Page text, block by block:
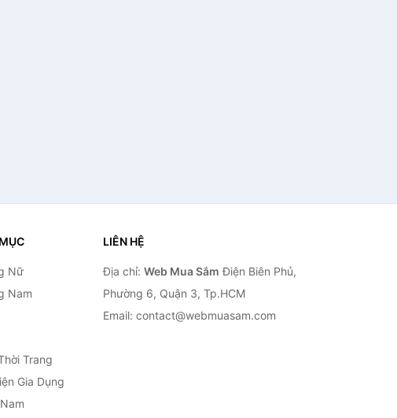
Nữ
Nam
Trang
Gia Dụng
LIÊN HỆ
Địa chỉ: Web Mua Sắm Điện Biên Phủ,
Phường 6, Quận 3, Tp.HCM
Email: contact@webmuasam.com